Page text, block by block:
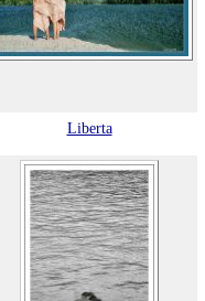
Liberta